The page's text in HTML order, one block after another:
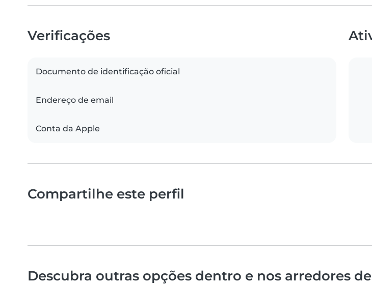
Verificações
Documento de identificação oficial
Endereço de email
Conta da Apple
Compartilhe este perfil
Descubra outras opções dentro e nos arredores